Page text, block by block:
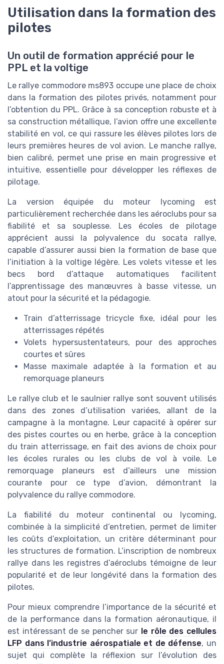
Utilisation dans la formation des
pilotes
Un outil de formation apprécié pour le
PPL et la voltige
Le rallye commodore ms893 occupe une place de choix
dans la formation des pilotes privés, notamment pour
l’obtention du PPL. Grâce à sa conception robuste et à
sa construction métallique, l’avion offre une excellente
stabilité en vol, ce qui rassure les élèves pilotes lors de
leurs premières heures de vol avion. Le manche rallye,
bien calibré, permet une prise en main progressive et
intuitive, essentielle pour développer les réflexes de
pilotage.
La version équipée du moteur lycoming est
particulièrement recherchée dans les aéroclubs pour sa
fiabilité et sa souplesse. Les écoles de pilotage
apprécient aussi la polyvalence du socata rallye,
capable d’assurer aussi bien la formation de base que
l’initiation à la voltige légère. Les volets vitesse et les
becs bord d’attaque automatiques facilitent
l’apprentissage des manœuvres à basse vitesse, un
atout pour la sécurité et la pédagogie.
Train d’atterrissage tricycle fixe, idéal pour les
atterrissages répétés
Volets hypersustentateurs, pour des approches
courtes et sûres
Masse maximale adaptée à la formation et au
remorquage planeurs
Le rallye club et le saulnier rallye sont souvent utilisés
dans des zones d’utilisation variées, allant de la
campagne à la montagne. Leur capacité à opérer sur
des pistes courtes ou en herbe, grâce à la conception
du train atterrissage, en fait des avions de choix pour
les écoles rurales ou les clubs de vol à voile. Le
remorquage planeurs est d’ailleurs une mission
courante pour ce type d’avion, démontrant la
polyvalence du rallye commodore.
La fiabilité du moteur continental ou lycoming,
combinée à la simplicité d’entretien, permet de limiter
les coûts d’exploitation, un critère déterminant pour
les structures de formation. L’inscription de nombreux
rallye dans les registres d’aéroclubs témoigne de leur
popularité et de leur longévité dans la formation des
pilotes.
Pour mieux comprendre l’importance de la sécurité et
de la performance dans la formation aéronautique, il
est intéressant de se pencher sur le rôle des cellules
LFP dans l’industrie aérospatiale et de défense, un
sujet qui complète la réflexion sur l’évolution des